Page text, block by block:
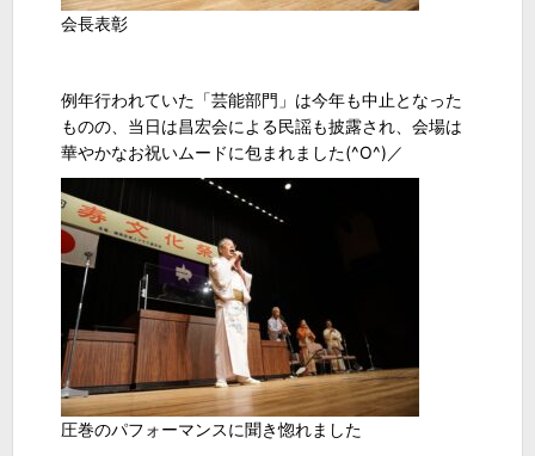
会長表彰
例年行われていた「芸能部門」は今年も中止となった
ものの、当日は昌宏会による民謡も披露され、会場は
華やかなお祝いムードに包まれました(^O^)／
圧巻のパフォーマンスに聞き惚れました